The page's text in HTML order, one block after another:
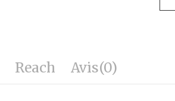
Reach Avis(0)